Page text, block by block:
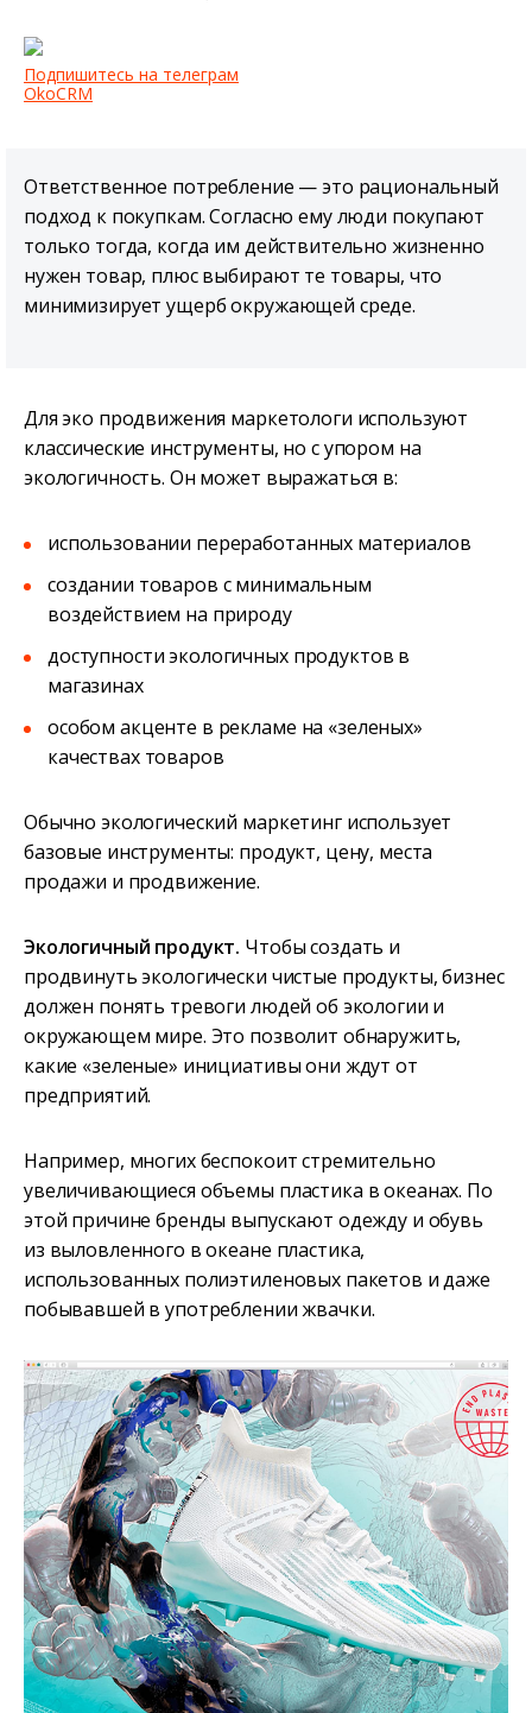
Подпишитесь на телеграм
OkoCRM
Ответственное потребление — это рациональный
подход к покупкам. Согласно ему люди покупают
только тогда, когда им действительно жизненно
нужен товар, плюс выбирают те товары, что
минимизирует ущерб окружающей среде.
Для эко продвижения маркетологи используют
классические инструменты, но с упором на
экологичность. Он может выражаться в:
использовании переработанных материалов
создании товаров с минимальным
воздействием на природу
доступности экологичных продуктов в
магазинах
особом акценте в рекламе на «зеленых»
качествах товаров
Обычно экологический маркетинг использует
базовые инструменты: продукт, цену, места
продажи и продвижение.
Экологичный продукт. Чтобы создать и
продвинуть экологически чистые продукты, бизнес
должен понять тревоги людей об экологии и
окружающем мире. Это позволит обнаружить,
какие «зеленые» инициативы они ждут от
предприятий.
Например, многих беспокоит стремительно
увеличивающиеся объемы пластика в океанах. По
этой причине бренды выпускают одежду и обувь
из выловленного в океане пластика,
использованных полиэтиленовых пакетов и даже
побывавшей в употреблении жвачки.